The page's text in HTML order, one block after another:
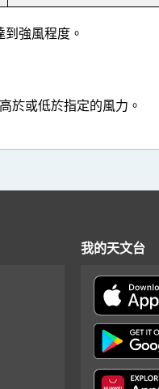
強風程度。
於或低於指定的風力。
我的天文台